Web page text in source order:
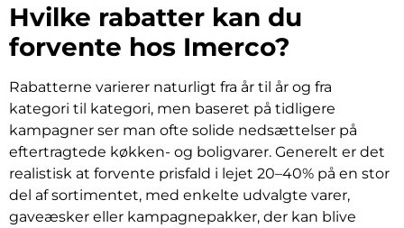
Hvilke rabatter kan du
forvente hos Imerco?
Rabatterne varierer naturligt fra år til år og fra
kategori til kategori, men baseret på tidligere
kampagner ser man ofte solide nedsættelser på
eftertragtede køkken- og boligvarer. Generelt er det
realistisk at forvente prisfald i lejet 20–40% på en stor
del af sortimentet, med enkelte udvalgte varer,
gaveæsker eller kampagnepakker, der kan blive